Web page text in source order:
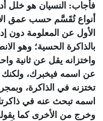
فأجاب: النسيان هو خلل
أنواع تُقَسَّم حسب عمق
الأول عن المعلومة دون
بالذاكرة الحسية؛ وهو
واختزانه يقل عن ثانية
عن اسمه فيخبرك، ولكنك
تختزنه في الذاكرة،
اسمه تبحث عنه في
وخرج من الأخرى كما